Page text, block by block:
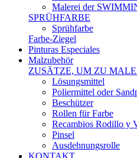
Malerei der
SPRÜHFARBE
Sprühfarbe
Farbe-Ziegel
Pinturas Especiales
Malzubehör
ZUSÄTZE, UM ZU
Lösungsmittel
Poliermittel oder
Beschützer
Rollen für Farbe
Recambios Rodillo y
Pinsel
Ausdehnungsrolle
KONTAKT